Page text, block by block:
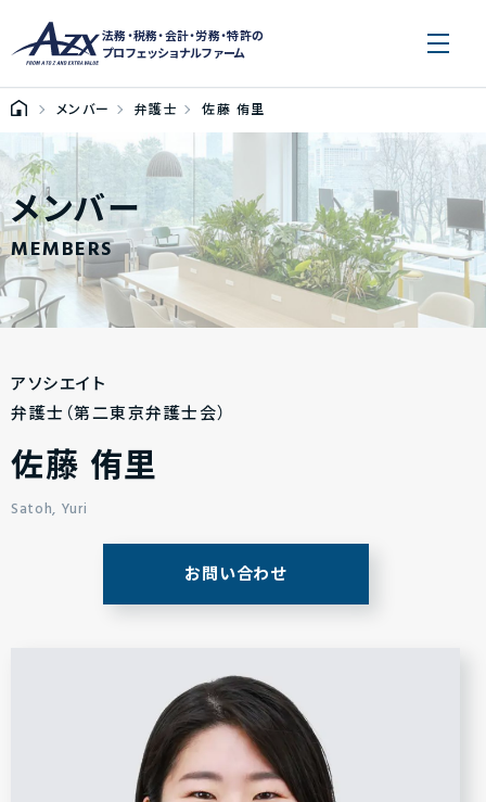
法務・税務・会計・労務・特許の
プロフェッショナルファーム
メンバー 弁護士 佐藤 侑里
メンバー
MEMBERS
アソシエイト
弁護士（第二東京弁護士会）
佐藤 侑里
Satoh, Yuri
お問い合わせ